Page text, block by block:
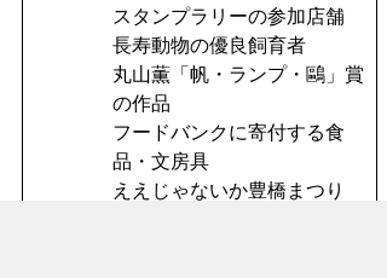
スタンプラリーの参加店舗
長寿動物の優良飼育者
丸山薫「帆・ランプ・鷗」賞
の作品
フードバンクに寄付する食
品・文房具
ええじゃないか豊橋まつり